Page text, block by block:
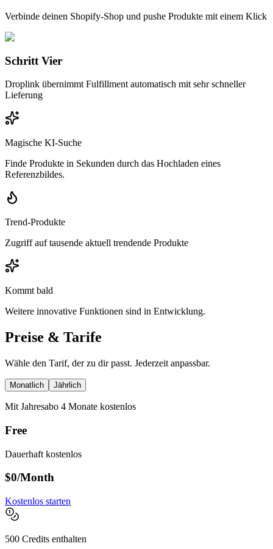
Verbinde deinen Shopify-Shop und pushe Produkte mit einem Klick
Schritt Vier
Droplink übernimmt Fulfillment automatisch mit sehr schneller
Lieferung
Magische KI-Suche
Finde Produkte in Sekunden durch das Hochladen eines
Referenzbildes.
Trend-Produkte
Zugriff auf tausende aktuell trendende Produkte
Kommt bald
Weitere innovative Funktionen sind in Entwicklung.
Preise & Tarife
Wähle den Tarif, der zu dir passt. Jederzeit anpassbar.
Monatlich Jährlich
Mit Jahresabo 4 Monate kostenlos
Free
Dauerhaft kostenlos
$0/Month
Kostenlos starten
500 Credits enthalten